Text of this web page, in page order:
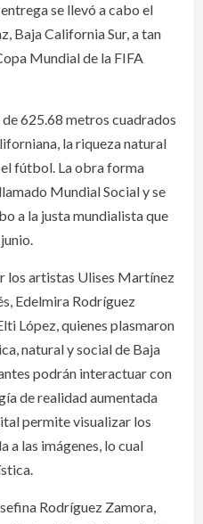
se llevó a cabo el
Baja California Sur, a tan
Mundial de la FIFA
625.68 metros cuadrados
la riqueza natural
fútbol. La obra forma
Mundial Social y se
a la justa mundialista que
los artistas Ulises Martínez
Edelmira Rodríguez
López, quienes plasmaron
natural y social de Baja
podrán interactuar con
de realidad aumentada
permite visualizar los
a las imágenes, lo cual
Rodríguez Zamora,